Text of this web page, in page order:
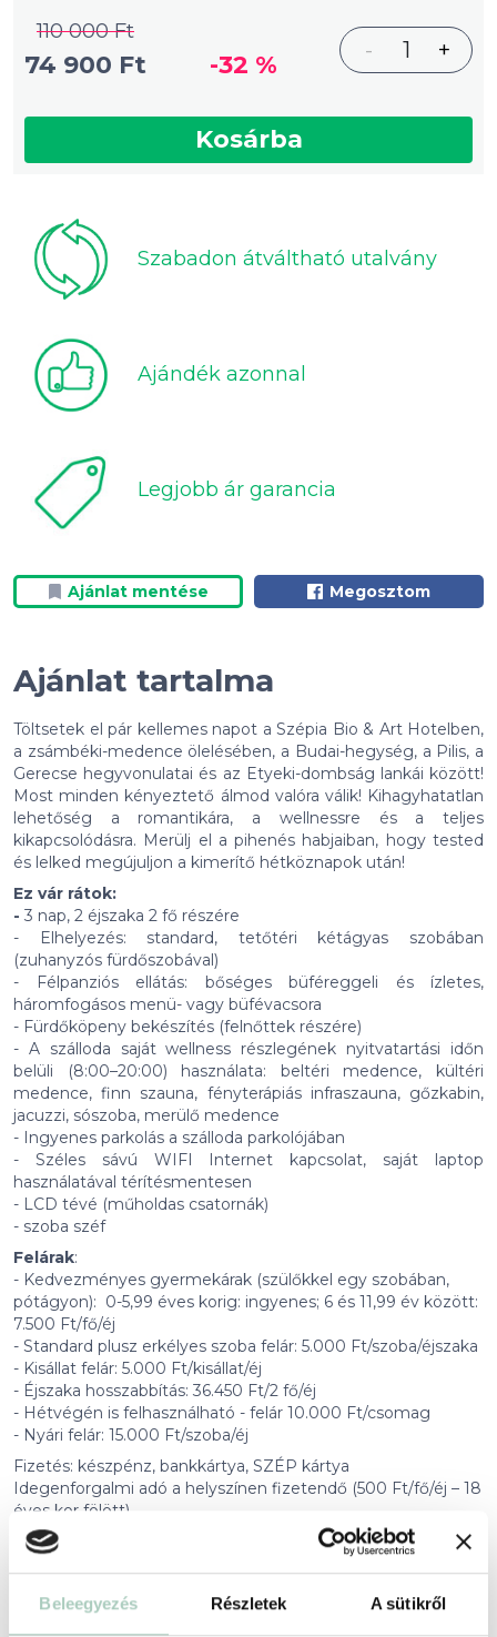
Beleegyezés Részletek A sütikről
110 000 Ft
74 900 Ft -32 % - 1 +
Kosárba
Szabadon átváltható utalvány
Ajándék azonnal
Legjobb ár garancia
Ajánlat mentése Megosztom
Ajánlat tartalma
Töltsetek el pár kellemes napot a Szépia Bio & Art Hotelben,
a zsámbéki-medence ölelésében, a Budai-hegység, a Pilis, a
Gerecse hegyvonulatai és az Etyeki-dombság lankái között!
Most minden kényeztető álmod valóra válik! Kihagyhatatlan
lehetőség a romantikára, a wellnessre és a teljes
kikapcsolódásra. Merülj el a pihenés habjaiban, hogy tested
és lelked megújuljon a kimerítő hétköznapok után!
Ez vár rátok:
- 3 nap, 2 éjszaka 2 fő részére
- Elhelyezés: standard, tetőtéri kétágyas szobában
(zuhanyzós fürdőszobával)
- Félpanziós ellátás: bőséges büféreggeli és ízletes,
háromfogásos menü- vagy büfévacsora
- Fürdőköpeny bekészítés (felnőttek részére)
- A szálloda saját wellness részlegének nyitvatartási időn
belüli (8:00–20:00) használata: beltéri medence, kültéri
medence, finn szauna, fényterápiás infraszauna, gőzkabin,
jacuzzi, sószoba, merülő medence
- Ingyenes parkolás a szálloda parkolójában
- Széles sávú WIFI Internet kapcsolat, saját laptop
használatával térítésmentesen
- LCD tévé (műholdas csatornák)
- szoba széf
Felárak:
- Kedvezményes gyermekárak (szülőkkel egy szobában,
pótágyon): 0-5,99 éves korig: ingyenes; 6 és 11,99 év között:
7.500 Ft/fő/éj
- Standard plusz erkélyes szoba felár: 5.000 Ft/szoba/éjszaka
- Kisállat felár: 5.000 Ft/kisállat/éj
- Éjszaka hosszabbítás: 36.450 Ft/2 fő/éj
- Hétvégén is felhasználható - felár 10.000 Ft/csomag
- Nyári felár: 15.000 Ft/szoba/éj
Fizetés: készpénz, bankkártya, SZÉP kártya
Idegenforgalmi adó a helyszínen fizetendő (500 Ft/fő/éj – 18
éves kor fölött)
Érvényesség
2026-11-29 -ig